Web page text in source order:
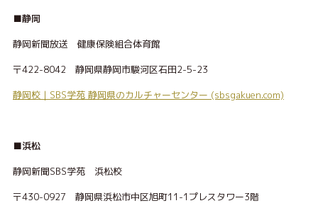
■静岡
静岡新聞放送 健康保険組合体育館
〒422-8042 静岡県静岡市駿河区石田2-5-23
静岡校｜SBS学苑 静岡県のカルチャーセンター (sbsgakuen.com)
■浜松
静岡新聞SBS学苑 浜松校
〒430-0927 静岡県浜松市中区旭町11-1プレスタワー3階